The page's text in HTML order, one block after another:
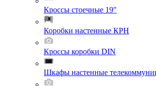
Кроссы стоечные 19"
Коробки настенные КРН
Кроссы коробки DIN
Шкафы настенные